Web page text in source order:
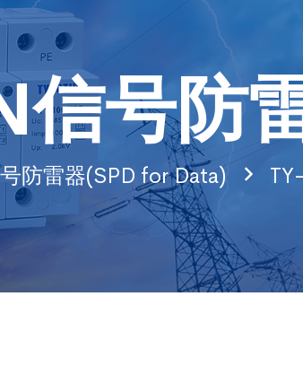
信号防
防雷器(SPD for Data)